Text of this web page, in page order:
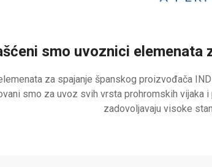
smo uvoznici elemenata
za spajanje španskog proizvođača
smo za uvoz svih vrsta prohromskih vijaka
zadovoljavaju visoke